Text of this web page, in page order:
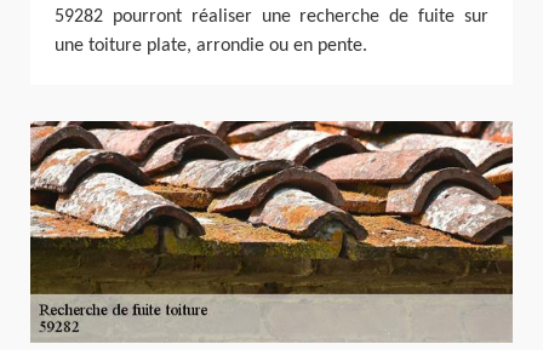
59282 pourront réaliser une recherche de fuite sur
une toiture plate, arrondie ou en pente.